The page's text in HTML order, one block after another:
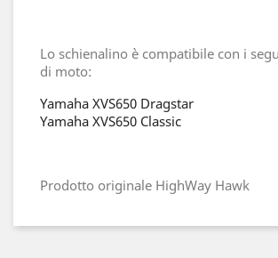
Lo schienalino è compatibile con i
di moto:
Yamaha XVS650 Dragstar
Yamaha XVS650 Classic
Prodotto originale HighWay Hawk